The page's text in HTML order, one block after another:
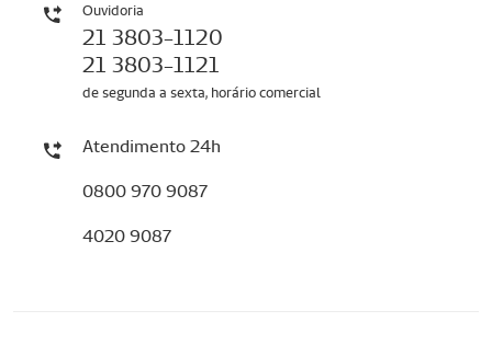
Ouvidoria
21 3803-1120
21 3803-1121
de segunda a sexta, horário comercial
Atendimento 24h
0800 970 9087
4020 9087